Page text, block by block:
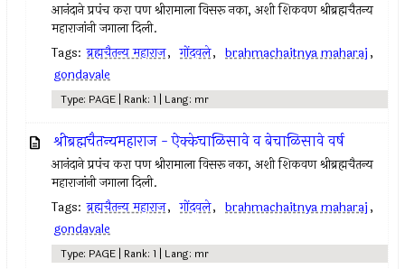
आनंदाने प्रपंच करा पण श्रीरामाला विसरू नका, अशी शिकवण श्रीब्रह्मचैतन्य
महाराजांनी जगाला दिली.
Tags: ब्रह्मचैतन्य महाराज, गोंदवले, brahmachaitnya maharaj,
gondavale
Type: PAGE | Rank: 1 | Lang: mr
श्रीब्रह्मचैतन्यमहाराज - ऐक्केचाळिसावे व बेचाळिसावे वर्ष
आनंदाने प्रपंच करा पण श्रीरामाला विसरू नका, अशी शिकवण श्रीब्रह्मचैतन्य
महाराजांनी जगाला दिली.
Tags: ब्रह्मचैतन्य महाराज, गोंदवले, brahmachaitnya maharaj,
gondavale
Type: PAGE | Rank: 1 | Lang: mr